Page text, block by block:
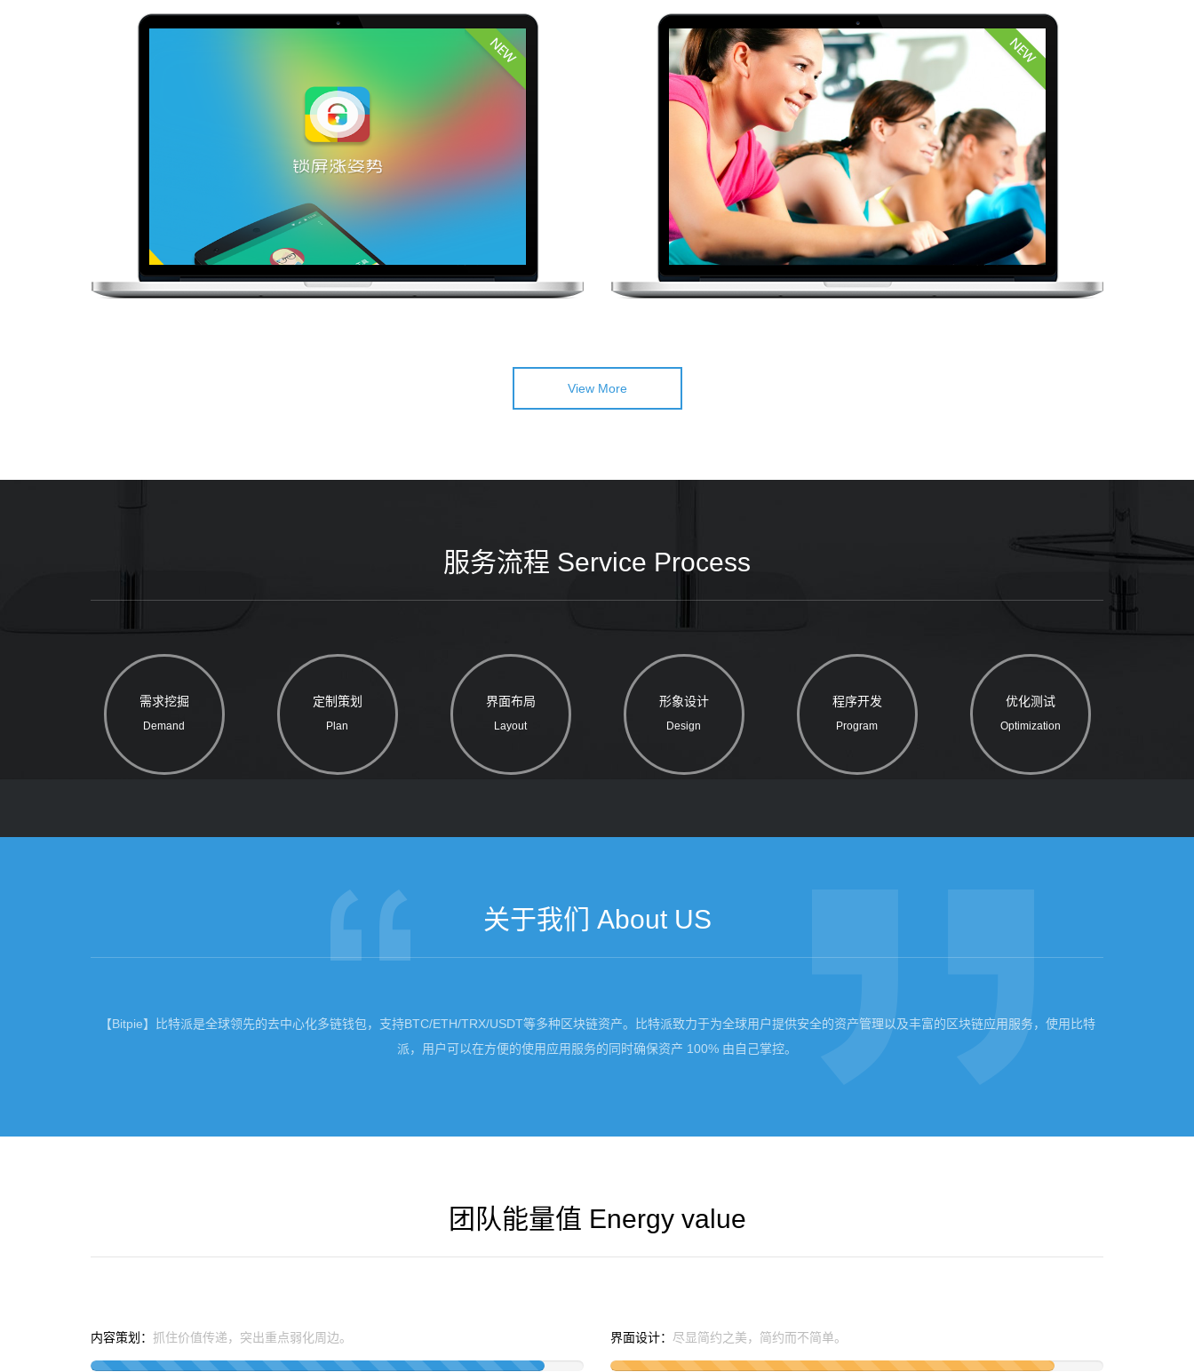
View More
服务流程 Service Process
需求挖掘
Demand
定制策划
Plan
界面布局
Layout
形象设计
Design
程序开发
Program
优化测试
Optimization
关于我们 About US
【Bitpie】比特派是全球领先的去中心化多链钱包，支持BTC/ETH/TRX/USDT等多种区块链资产。比特派致力于为全球用户提供安全的资产管理以及丰富的区块链应用服务，使用比特
派，用户可以在方便的使用应用服务的同时确保资产 100% 由自己掌控。
团队能量值 Energy value
内容策划： 抓住价值传递，突出重点弱化周边。
策
界面设计： 尽显简约之美，简约而不简单。
设